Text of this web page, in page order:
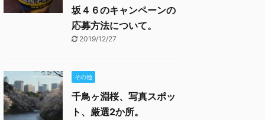
坂４６のキャンペーンの
応募方法について。
2019/12/27
その他
千鳥ヶ淵桜、写真スポッ
ト、厳選2か所。